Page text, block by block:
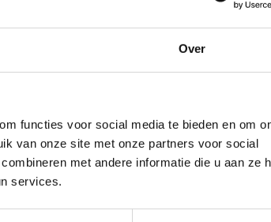
Over
functies voor social media te bieden en om
van onze site met onze partners voor social
met andere informatie die u aan ze
services.
Stel
Volg